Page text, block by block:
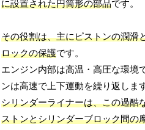
に設置された円筒形の部品です。
その役割は、主にピストンの潤滑
ロックの保護です。
エンジン内部は高温・高圧な環境
ンは高速で上下運動を繰り返しま
シリンダーライナーは、この過酷
ストンとシリンダーブロック間の